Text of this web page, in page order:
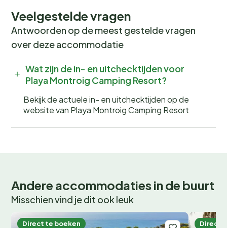
Veelgestelde vragen
Antwoorden op de meest gestelde vragen
over deze accommodatie
Wat zijn de in- en uitchecktijden voor
Playa Montroig Camping Resort?
Bekijk de actuele in- en uitchecktijden op de
website van Playa Montroig Camping Resort
Andere accommodaties in de buurt
Misschien vind je dit ook leuk
Direct te boeken Direct